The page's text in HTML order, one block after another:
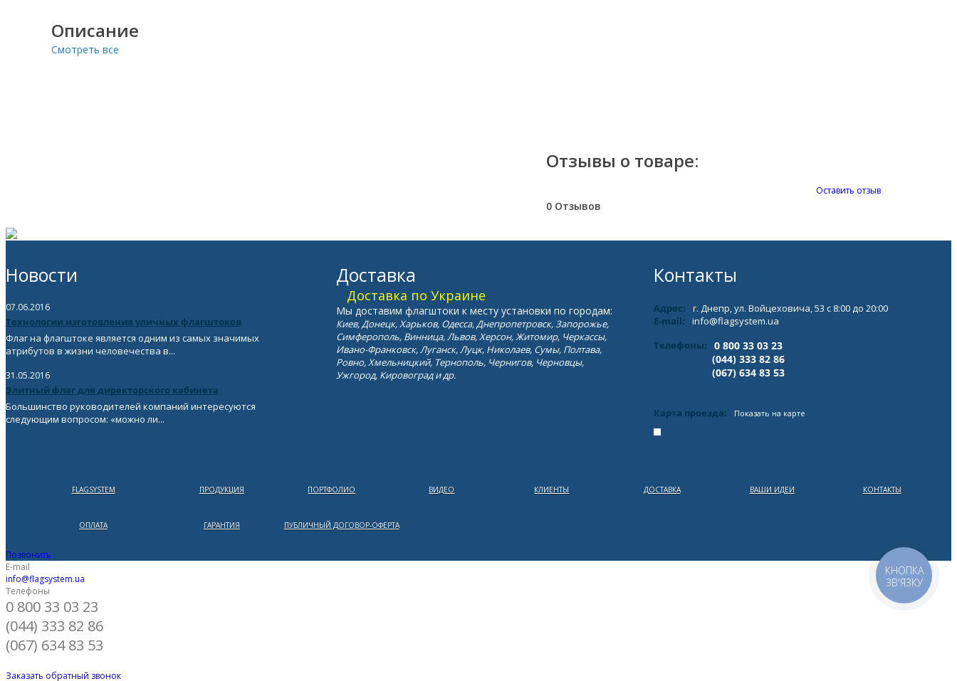
Описание
Смотреть все
Отзывы о товаре:
0 Отзывов
Оставить отзыв
Позвонить
Новости
07.06.2016
Технологии изготовления уличных флагштоков
Флаг на флагштоке является одним из самых значимых
атрибутов в жизни человечества в...
31.05.2016
Элитный флаг для директорского кабинета
Большинство руководителей компаний интересуются
следующим вопросом: «можно ли...
Доставка
Доставка по Украине
Мы доставим флагштоки к месту установки по городам:
Киев, Донецк, Харьков, Одесса, Днепропетровск, Запорожье,
Симферополь, Винница, Львов, Херсон, Житомир, Черкассы,
Ивано-Франковск, Луганск, Луцк, Николаев, Сумы, Полтава,
Ровно, Хмельницкий, Тернополь, Чернигов, Черновцы,
Ужгород, Кировоград и др.
Контакты
Адрес:
г. Днепр, ул. Войцеховича, 53 с 8:00 до 20:00
E-mail:
info@flagsystem.ua
Телефоны:
0 800 33 03 23
(044) 333 82 86
(067) 634 83 53
Карта проезда: Показать на карте
FLAGSYSTEM ПРОДУКЦИЯ ПОРТФОЛИО ВИДЕО КЛИЕНТЫ ДОСТАВКА ВАШИ ИДЕИ КОНТАКТЫ
ОПЛАТА ГАРАНТИЯ ПУБЛИЧНЫЙ ДОГОВОР-ОФЕРТА
E-mail
info@flagsystem.ua
Телефоны
0 800 33 03 23
(044) 333 82 86
(067) 634 83 53
Заказать обратный звонок
КНОПКА
ЗВ'ЯЗКУ